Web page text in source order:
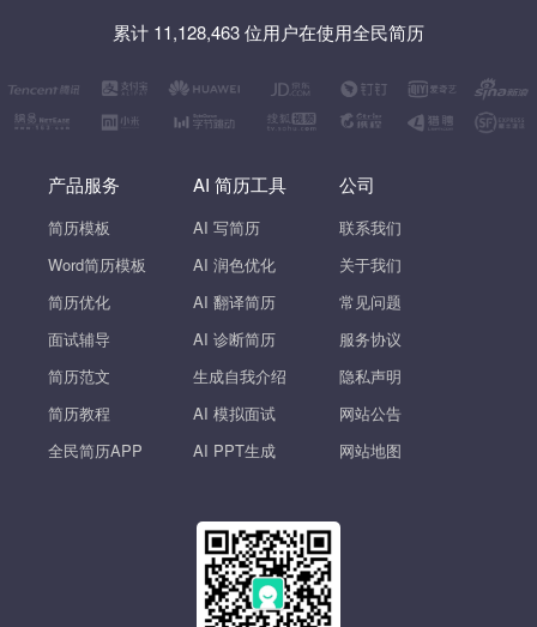
累计 11,128,463 位用户在使用全民简历
产品服务
简历模板
Word简历模板
简历优化
面试辅导
简历范文
简历教程
全民简历APP
AI 简历工具
AI 写简历
AI 润色优化
AI 翻译简历
AI 诊断简历
生成自我介绍
AI 模拟面试
AI PPT生成
公司
联系我们
关于我们
常见问题
服务协议
隐私声明
网站公告
网站地图